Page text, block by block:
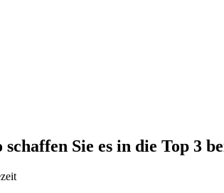
Sie es in die Top 3